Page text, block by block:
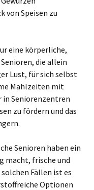
von Speisen zu
eine körperliche,
die allein
Lust, für sich selbst
Mahlzeiten mit
in Seniorenzentren
zu fördern und das
Senioren haben ein
macht, frische und
Fällen ist es
Optionen